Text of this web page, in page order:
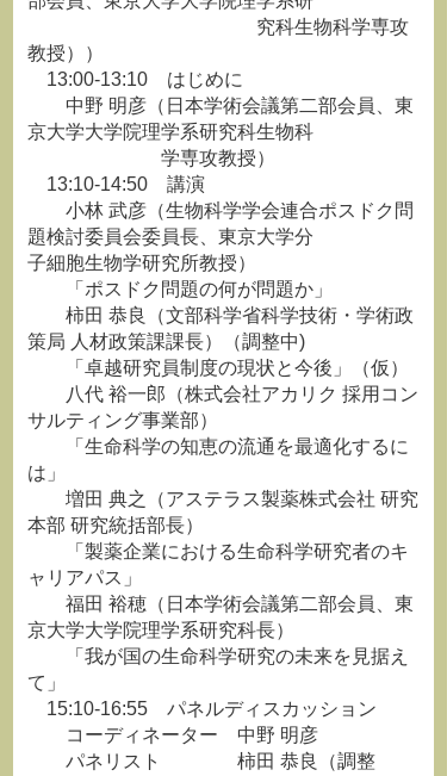
究科生物科学専攻
教授））
13:00-13:10 はじめに
中野 明彦（日本学術会議第二部会員、東
京大学大学院理学系研究科生物科
学専攻教授）
13:10-14:50 講演
小林 武彦（生物科学学会連合ポスドク問
題検討委員会委員長、東京大学分
子細胞生物学研究所教授）
「ポスドク問題の何が問題か」
柿田 恭良（文部科学省科学技術・学術政
策局 人材政策課課長）（調整中)
「卓越研究員制度の現状と今後」（仮）
八代 裕一郎（株式会社アカリク 採用コン
サルティング事業部）
「生命科学の知恵の流通を最適化するに
は」
増田 典之（アステラス製薬株式会社 研究
本部 研究統括部長）
「製薬企業における生命科学研究者のキ
ャリアパス」
福田 裕穂（日本学術会議第二部会員、東
京大学大学院理学系研究科長）
「我が国の生命科学研究の未来を見据え
て」
15:10-16:55 パネルディスカッション
コーディネーター 中野 明彦
パネリスト 柿田 恭良（調整